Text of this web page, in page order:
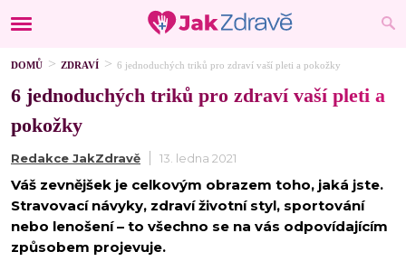
DOMŮ ZDRAVÍ 6 jednoduchých triků pro zdraví vaší pleti a pokožky
6 jednoduchých triků pro zdraví vaší pleti a
pokožky
Redakce JakZdravě 13. ledna 2021
Váš zevnějšek je celkovým obrazem toho, jaká jste.
Stravovací návyky, zdraví životní styl, sportování
nebo lenošení – to všechno se na vás odpovídajícím
způsobem projevuje.